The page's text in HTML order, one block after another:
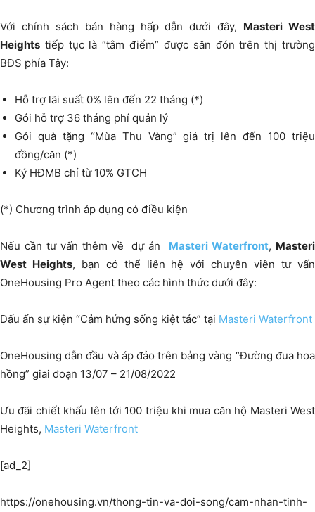
Với chính sách bán hàng hấp dẫn dưới đây, Masteri West
Heights tiếp tục là “tâm điểm” được săn đón trên thị trường
BĐS phía Tây:
Hỗ trợ lãi suất 0% lên đến 22 tháng (*)
Gói hỗ trợ 36 tháng phí quản lý
Gói quà tặng “Mùa Thu Vàng” giá trị lên đến 100 triệu
đồng/căn (*)
Ký HĐMB chỉ từ 10% GTCH
(*) Chương trình áp dụng có điều kiện
Nếu cần tư vấn thêm về dự án Masteri Waterfront, Masteri
West Heights, bạn có thể liên hệ với chuyên viên tư vấn
OneHousing Pro Agent theo các hình thức dưới đây:
Dấu ấn sự kiện “Cảm hứng sống kiệt tác” tại Masteri Waterfront
OneHousing dẫn đầu và áp đảo trên bảng vàng “Đường đua hoa
hồng” giai đoạn 13/07 – 21/08/2022
Ưu đãi chiết khấu lên tới 100 triệu khi mua căn hộ Masteri West
Heights, Masteri Waterfront
[ad_2]
https://onehousing.vn/thong-tin-va-doi-song/cam-nhan-tinh-